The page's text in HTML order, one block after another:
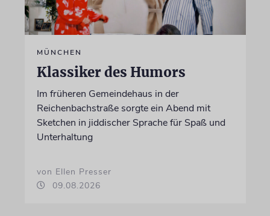
MÜNCHEN
Klassiker des Humors
Im früheren Gemeindehaus in der
Reichenbachstraße sorgte ein Abend mit
Sketchen in jiddischer Sprache für Spaß und
Unterhaltung
von Ellen Presser
09.08.2026